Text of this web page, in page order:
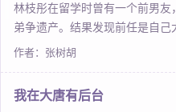
林枝彤在留学时曾有一个前男
弟争遗产。结果发现前任是自己
作者：张树胡
我在大唐有后台